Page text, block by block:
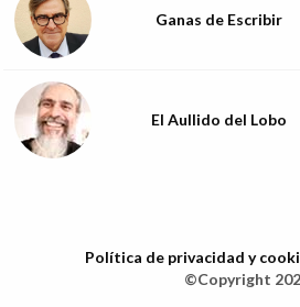
Ganas de Escribir
El Aullido del Lobo
Política de privacidad y
©Copyright